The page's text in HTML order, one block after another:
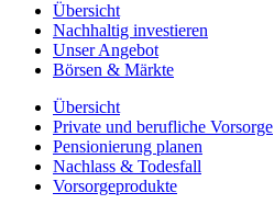
Übersicht
Nachhaltig investieren
Unser Angebot
Börsen & Märkte
Übersicht
Private und berufliche Vorsorge
Pensionierung planen
Nachlass & Todesfall
Vorsorgeprodukte